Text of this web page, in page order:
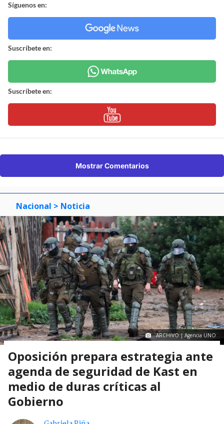
Síguenos en:
Suscríbete en:
Suscríbete en:
Mostrar Comentarios
Nacional > Noticia
ARCHIVO | Agencia UNO
Oposición prepara estrategia ante
agenda de seguridad de Kast en
medio de duras críticas al
Gobierno